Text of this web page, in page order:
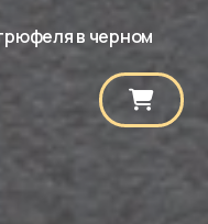
в черном